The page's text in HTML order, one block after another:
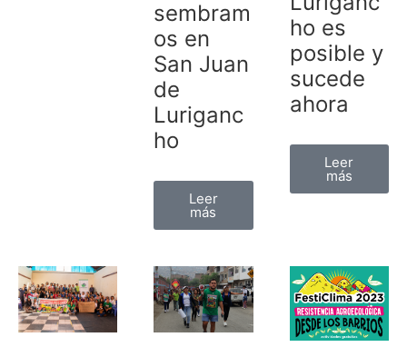
sembram
os en
San Juan
de
Luriganc
ho
Leer
más
ho es
posible y
sucede
ahora
Leer
más